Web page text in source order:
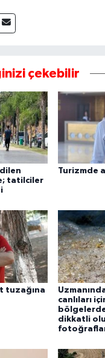
çekebilir
tatilciler
Turizmde
tuzağına
canlıları
dikkatli